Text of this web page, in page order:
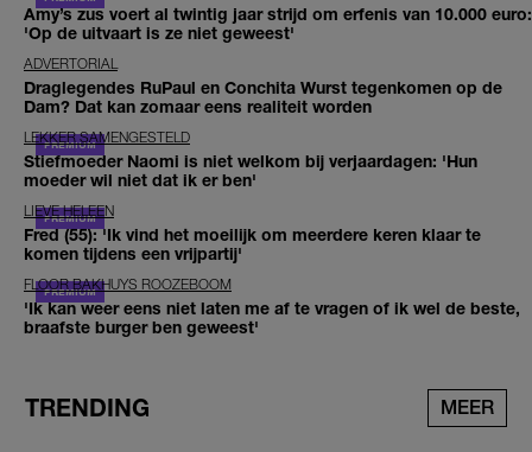
Amy’s zus voert al twintig jaar strijd om erfenis van 10.000 euro:
'Op de uitvaart is ze niet geweest'
ADVERTORIAL
Draglegendes RuPaul en Conchita Wurst tegenkomen op de
Dam? Dat kan zomaar eens realiteit worden
LEKKER SAMENGESTELD
Stiefmoeder Naomi is niet welkom bij verjaardagen: 'Hun
moeder wil niet dat ik er ben'
LIEVE HELEEN
Fred (55): 'Ik vind het moeilijk om meerdere keren klaar te
komen tijdens een vrijpartij'
FLOOR BAKHUYS ROOZEBOOM
'Ik kan weer eens niet laten me af te vragen of ik wel de beste,
braafste burger ben geweest'
TRENDING MEER